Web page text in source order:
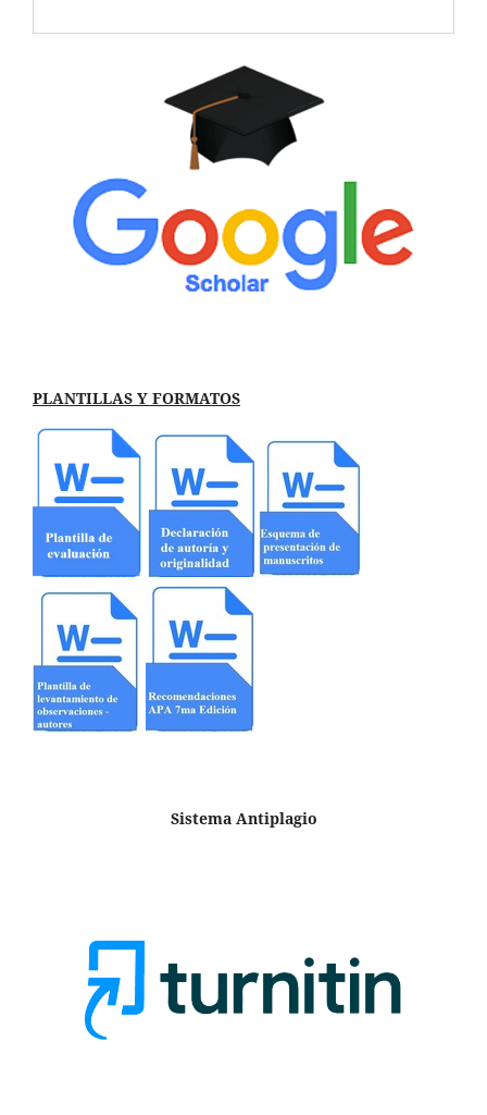
PLANTILLAS Y FORMATOS
Sistema Antiplagio